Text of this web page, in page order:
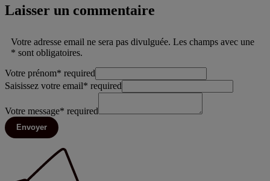
Laisser un commentaire
Votre adresse email ne sera pas divulguée. Les champs avec une
* sont obligatoires.
Votre prénom* required
Saisissez votre email* required
Votre message* required
Envoyer